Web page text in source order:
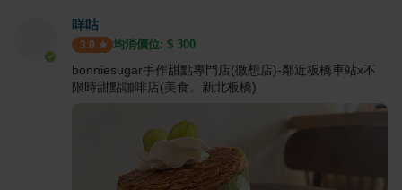
咩咕
3.0 均消價位: $ 300
bonniesugar手作甜點專門店(微想店)-鄰近板橋車站x不
限時甜點咖啡店(美食。新北板橋)